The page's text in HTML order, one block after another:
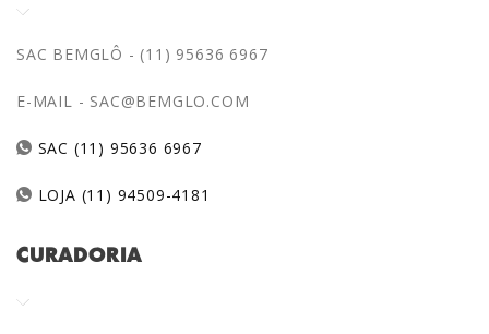
SAC BEMGLÔ - (11) 95636 6967
E-MAIL - SAC@BEMGLO.COM
SAC (11) 95636 6967
LOJA (11) 94509-4181
CURADORIA